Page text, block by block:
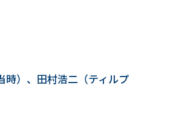
）、田村浩二（ティルプ